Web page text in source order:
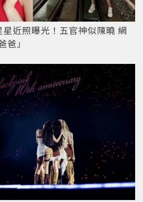
近照曝光！五官神似陳曉 網
爸」